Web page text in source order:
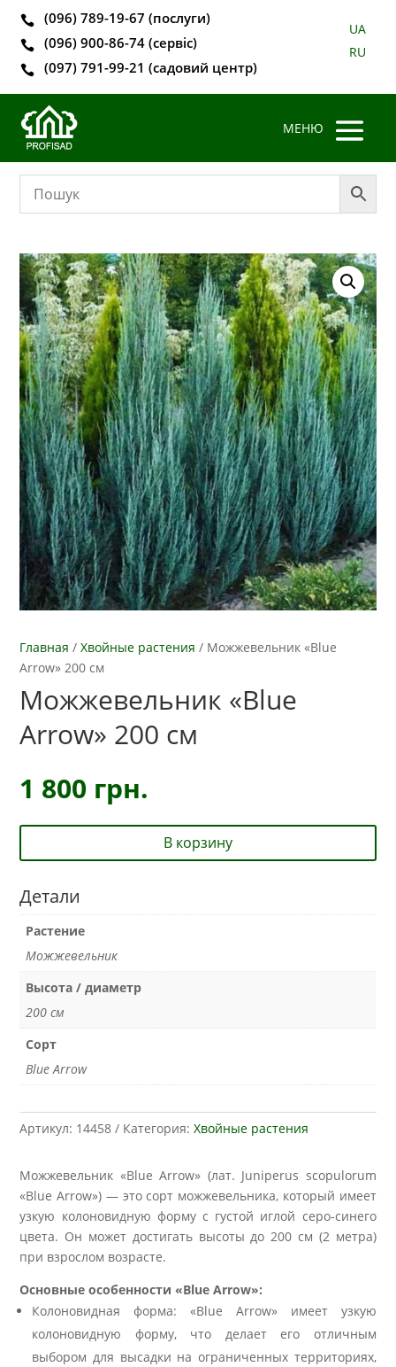
 (096) 789-19-67 (послуги)
 (096) 900-86-74 (сервіс)
 (097) 791-99-21 (садовий центр)
UA
RU
Главная /Хвойные растения / Можжевельник «Blue
Arrow» 200 см
Можжевельник «Blue
Arrow» 200 см
1 800 грн.
В корзину
Детали
Растение
Можжевельник
Высота / диаметр
200 см
Сорт
Blue Arrow
Артикул: 14458 Категория: Хвойные растения
Можжевельник «Blue Arrow» (лат. Juniperus scopulorum
«Blue Arrow») — это сорт можжевельника, который имеет
узкую колоновидную форму с густой иглой серо-синего
цвета. Он может достигать высоты до 200 см (2 метра)
при взрослом возрасте.
Основные особенности «Blue Arrow»:
Колоновидная форма: «Blue Arrow» имеет узкую
колоновидную форму, что делает его отличным
выбором для высадки на ограниченных территориях,